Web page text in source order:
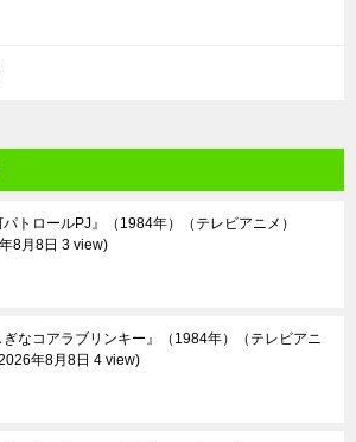
パトロールPJ』（1984年）（テレビアニメ）
8月8日 3 view
ぎなコアラブリンキー』（1984年）（テレビアニ
年8月8日 4 view